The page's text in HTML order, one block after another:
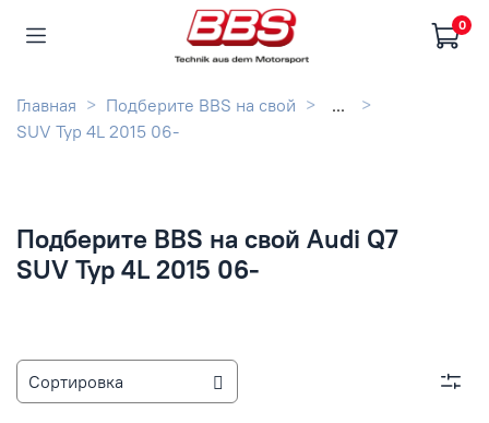
0
Главная Подберите BBS на свой
...
SUV Typ 4L 2015 06-
Подберите BBS на свой Audi Q7
SUV Typ 4L 2015 06-